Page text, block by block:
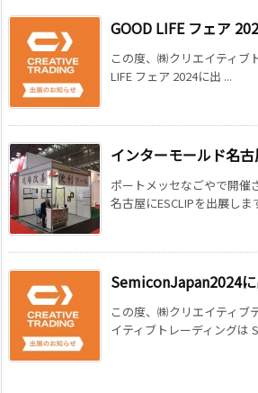
GOOD LIFE フェア
この度、㈱クリエイティブ
LIFE フェア 2024に出 ...
インターモールド名
ポートメッセなごやで開催
名古屋にESCLIPを出展しま
SemiconJapan2024に
この度、㈱クリエイティブ
イティブトレーディングは